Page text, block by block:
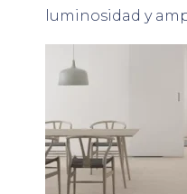
luminosidad y